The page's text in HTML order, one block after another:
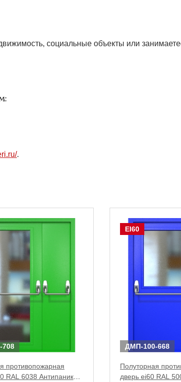
социальные объекты или
.
противопожарная
RAL 6038 Антипаника с
EI60
ДМП-100-668
Полуторная
дверь ei60 RAL